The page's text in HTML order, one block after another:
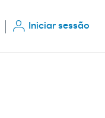
Iniciar sessão